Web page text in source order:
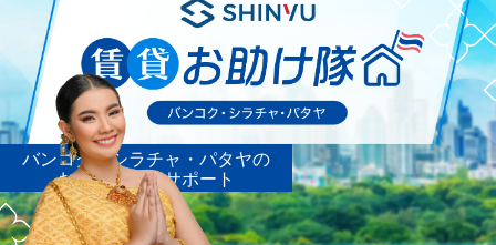
動画で見る
おすすめ物件
物件を探す
売却お助け隊はこちら
お問い合わせ
バンコク・シラチャ・パタヤの
お部屋探しをサポート